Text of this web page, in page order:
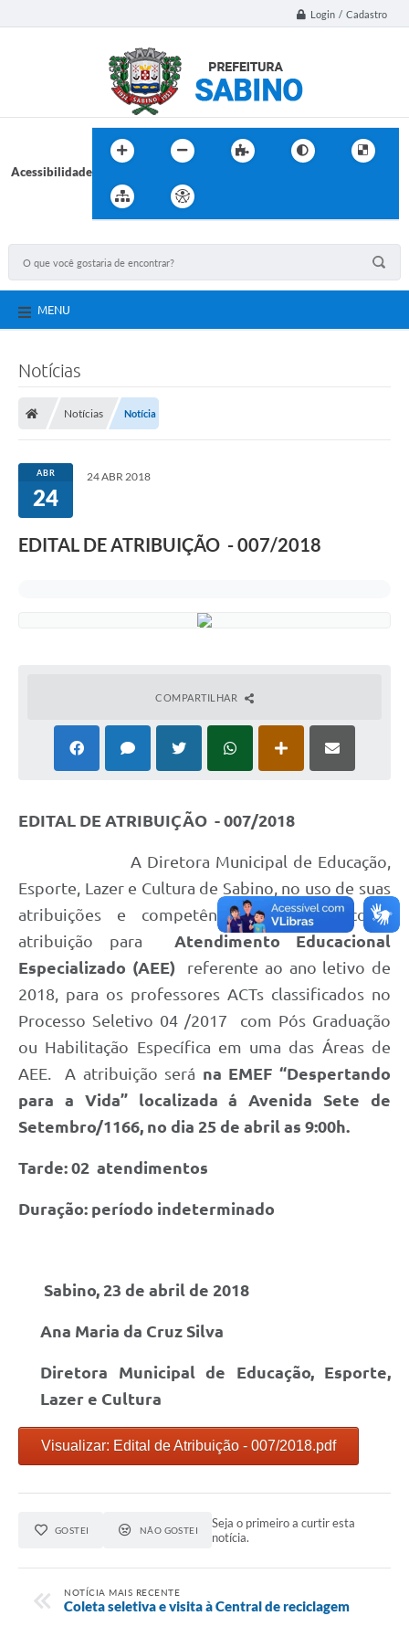
Login / Cadastro
Acessibilidade
MENU
Notícias
Notícias Notícia
ABR
24
24 ABR 2018
EDITAL DE ATRIBUIÇÃO - 007/2018
COMPARTILHAR
EDITAL DE ATRIBUIÇÃO - 007/2018
A Diretora Municipal de Educação,
Esporte, Lazer e Cultura de Sabino, no uso de suas
atribuições e competência, torna público a
atribuição para Atendimento Educacional
Especializado (AEE) referente ao ano letivo de
2018, para os professores ACTs classificados no
Processo Seletivo 04 /2017 com Pós Graduação
ou Habilitação Específica em uma das Áreas de
AEE. A atribuição será na EMEF “Despertando
para a Vida” localizada á Avenida Sete de
Setembro/1166, no dia 25 de abril as 9:00h.
Tarde: 02 atendimentos
Duração: período indeterminado
Sabino, 23 de abril de 2018
Ana Maria da Cruz Silva
Diretora Municipal de Educação, Esporte,
Lazer e Cultura
Visualizar: Edital de Atribuição - 007/2018.pdf
GOSTEI NÃO GOSTEI
Seja o primeiro a curtir esta
notícia.
NOTÍCIA MAIS RECENTE
Coleta seletiva e visita à Central de reciclagem